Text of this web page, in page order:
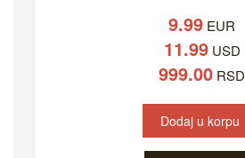
9.99 EUR
11.99USD
999.00 RSD
Dodaj u korpu